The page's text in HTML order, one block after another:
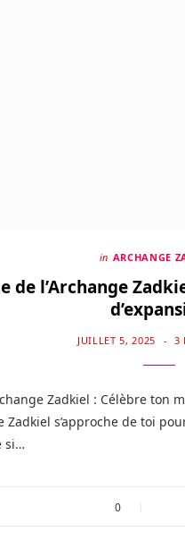
in ARCHANGE
de l’Archange
JUILLET 5, 2025 3
Zadkiel : Célèbre ton
Zadkiel s’approche de toi
si…
0